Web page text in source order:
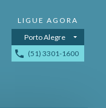
Porto Alegre
(51) 3301-1600